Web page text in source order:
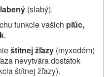
(slabý).
funkcie vašich pľúc,
.
štítnej žľazy (myxedém)
nevytvára dostatok
štítnej žľazy).